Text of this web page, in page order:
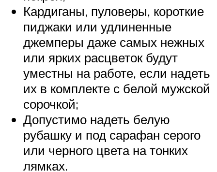
Кардиганы, пуловеры, короткие
пиджаки или удлиненные
джемперы даже самых нежных
или ярких расцветок будут
уместны на работе, если надеть
их в комплекте с белой мужской
сорочкой;
Допустимо надеть белую
рубашку и под сарафан серого
или черного цвета на тонких
лямках.